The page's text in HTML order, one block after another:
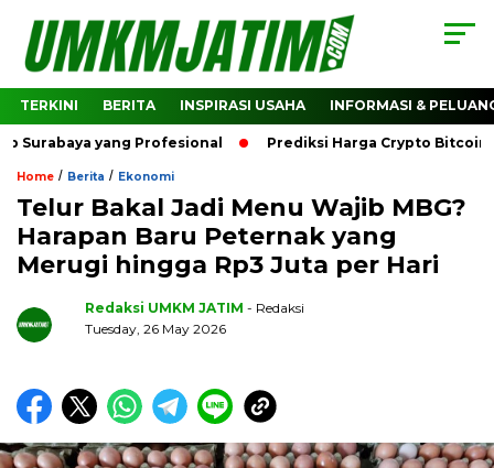
TERKINI BERITA INSPIRASI USAHA INFORMASI &
yang Profesional Prediksi Harga Crypto Bitcoin:
Home / Berita / Ekonomi
Telur Bakal Jadi Menu Wajib MBG?
Harapan Baru Peternak yang
Merugi hingga Rp3 Juta per Hari
Redaksi UMKM JATIM - Redaksi
Tuesday, 26 May 2026